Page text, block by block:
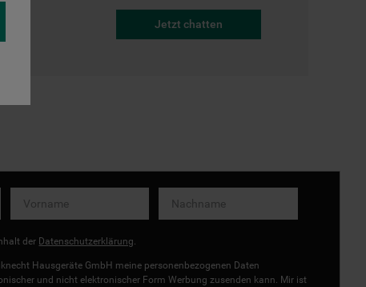
Jetzt chatten
der Datenschutzerklärung
Hausgeräte GmbH meine personenbezogenen Daten
und nicht elektronischer Form Werbung zusenden kann. Mir ist